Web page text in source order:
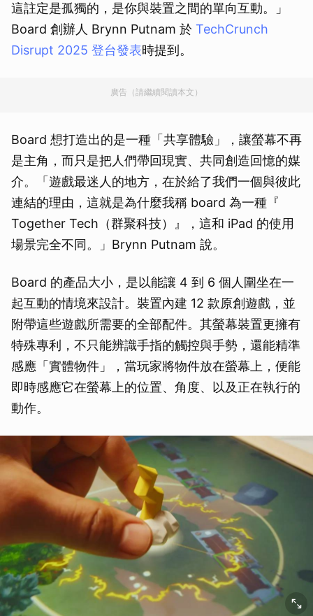
這註定是孤獨的，是你與裝置之間的單向互動。」
Board 創辦人 Brynn Putnam 於 TechCrunch
Disrupt 2025 登台發表時提到。
廣告（請繼續閱讀本文）
Board 想打造出的是一種「共享體驗」，讓螢幕不再
是主角，而只是把人們帶回現實、共同創造回憶的媒
介。「遊戲最迷人的地方，在於給了我們一個與彼此
連結的理由，這就是為什麼我稱 board 為一種『
Together Tech（群聚科技）』，這和 iPad 的使用
場景完全不同。」Brynn Putnam 說。
Board 的產品大小，是以能讓 4 到 6 個人圍坐在一
起互動的情境來設計。裝置內建 12 款原創遊戲，並
附帶這些遊戲所需要的全部配件。其螢幕裝置更擁有
特殊專利，不只能辨識手指的觸控與手勢，還能精準
感應「實體物件」，當玩家將物件放在螢幕上，便能
即時感應它在螢幕上的位置、角度、以及正在執行的
動作。